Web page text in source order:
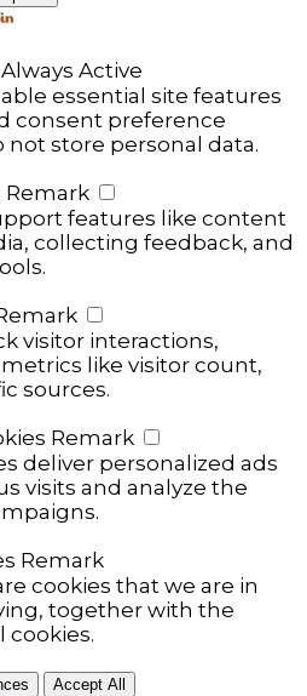
Always Active
essential site features
consent preference
store personal data.
Remark
features like content
collecting feedback, and
visitor interactions,
like visitor count,
sources.
Remark
deliver personalized ads
visits and analyze the
Remark
cookies that we are in
together with the
cookies.
Accept All